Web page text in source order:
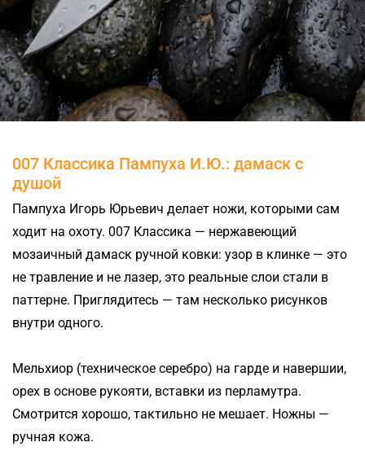
007 Классика Пампуха И.Ю.: дамаск с
душой
Пампуха Игорь Юрьевич делает ножи, которыми сам
ходит на охоту. 007 Классика — нержавеющий
мозаичный дамаск ручной ковки: узор в клинке — это
не травление и не лазер, это реальные слои стали в
паттерне. Приглядитесь — там несколько рисунков
внутри одного.
Мельхиор (техническое серебро) на гарде и навершии,
орех в основе рукояти, вставки из перламутра.
Смотрится хорошо, тактильно не мешает. Ножны —
ручная кожа.